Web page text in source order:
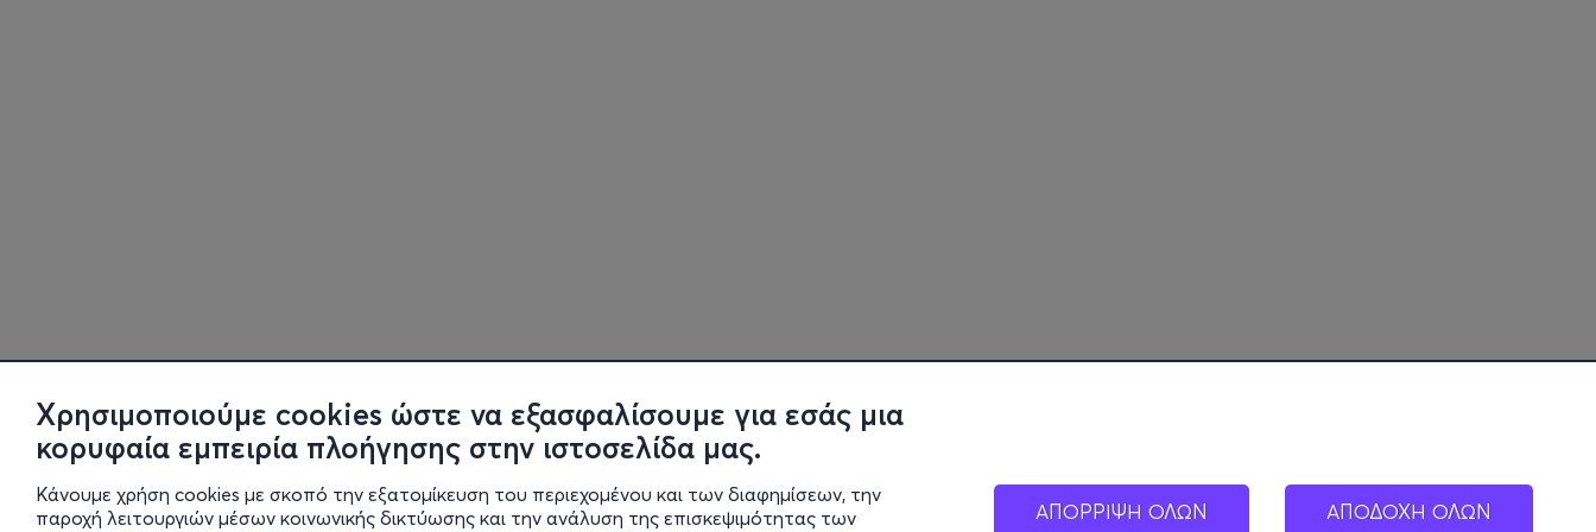
Χρησιμοποιούμε cookies ώστε να εξασφαλίσουμε για εσάς μια
κορυφαία εμπειρία πλοήγησης στην ιστοσελίδα μας.
Κάνουμε χρήση cookies με σκοπό την εξατομίκευση του περιεχομένου και των διαφημίσεων, την
παροχή λειτουργιών μέσων κοινωνικής δικτύωσης και την ανάλυση της επισκεψιμότητας των
ΑΠΟΡΡΙΨΗ ΟΛΩΝ ΑΠΟΔΟΧΗ ΟΛΩΝ